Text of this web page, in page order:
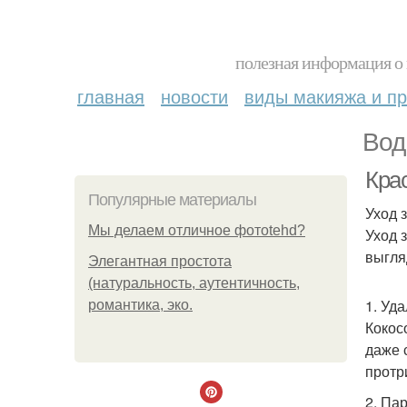
полезная информация
главная новости виды макияжа и
Популярные материалы
Мы делаем отличное фотоtehd?
Элегантная простота
(натуральность, аутентичность,
романтика, эко.
Уход
Уход
1.
даже
2.